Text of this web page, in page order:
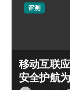
评测
移动互联
安全护航